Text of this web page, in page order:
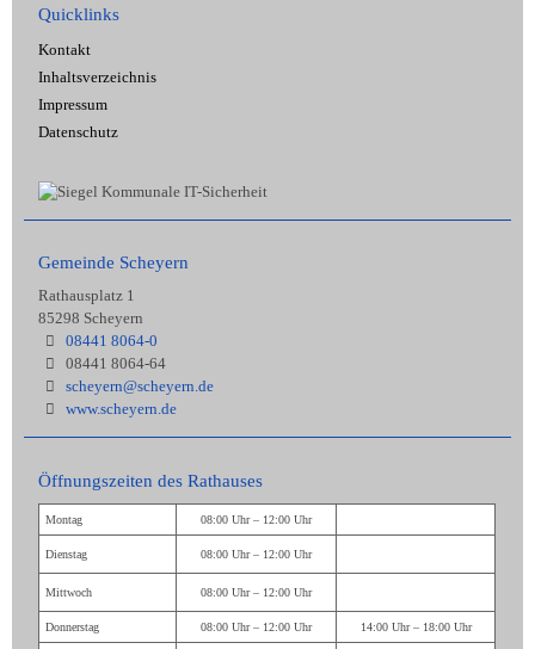
Quicklinks
Kontakt
Inhaltsverzeichnis
Impressum
Datenschutz
Gemeinde Scheyern
Rathausplatz 1
85298 Scheyern
08441 8064-0
08441 8064-64
scheyern@scheyern.de
www.scheyern.de
Öffnungszeiten des Rathauses
Montag 08:00 Uhr – 12:00 Uhr
Dienstag 08:00 Uhr – 12:00 Uhr
Mittwoch 08:00 Uhr – 12:00 Uhr
Donnerstag 08:00 Uhr – 12:00 Uhr 14:00 Uhr – 18:00 Uhr